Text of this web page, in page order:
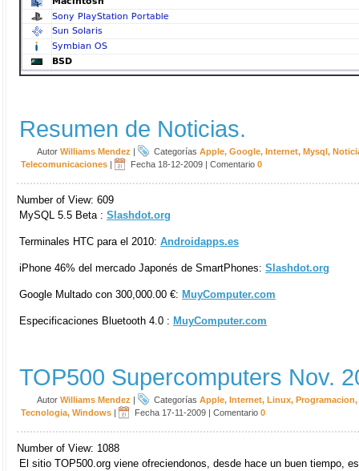
Resumen de Noticias.
Autor Williams Mendez | Categorías Apple, Google, Internet, Mysql,
Telecomunicaciones | Fecha 18-12-2009 | Comentario 0
Number of View: 609
MySQL 5.5 Beta : Slashdot.org
Terminales HTC para el 2010: Androidapps.es
iPhone 46% del mercado Japonés de SmartPhones: Slashdot.org
Google Multado con 300,000.00 €: MuyComputer.com
Especificaciones Bluetooth 4.0 : MuyComputer.com
TOP500 Supercomputers Nov.
Autor Williams Mendez | Categorías Apple, Internet, Linux, Programacion,
Tecnologia, Windows | Fecha 17-11-2009 | Comentario 0
Number of View: 1088
El sitio TOP500.org viene ofreciendonos, desde hace un buen tiempo,